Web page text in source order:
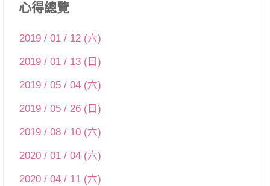
心得總覽
2019 / 01 / 12 (六)
2019 / 01 / 13 (日)
2019 / 05 / 04 (六)
2019 / 05 / 26 (日)
2019 / 08 / 10 (六)
2020 / 01 / 04 (六)
2020 / 04 / 11 (六)